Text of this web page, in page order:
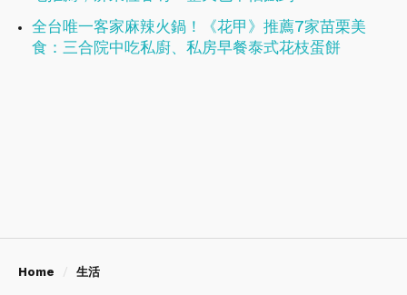
全台唯一客家麻辣火鍋！《花甲》推薦7家苗栗美
食：三合院中吃私廚、私房早餐泰式花枝蛋餅
Home 生活